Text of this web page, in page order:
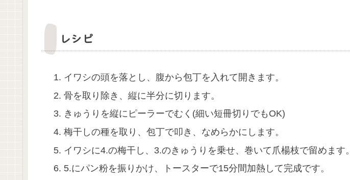
レシピ
イワシの頭を落とし、腹から包丁を入れて開きます。
骨を取り除き、縦に半分に切ります。
きゅうりを縦にピーラーでむく(細い短冊切りでもOK)
梅干しの種を取り、包丁で叩き、なめらかにします。
イワシに4.の梅干し、3.のきゅうりを乗せ、巻いて爪楊枝で留めます。
5.にパン粉を振りかけ、トースターで15分間加熱して完成です。